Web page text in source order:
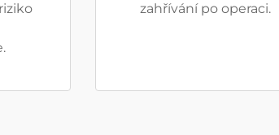
zahřívání po operaci.